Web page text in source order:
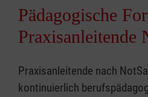
Pädagogische
Praxisanleitende
Praxisanleitende nach
kontinuierlich